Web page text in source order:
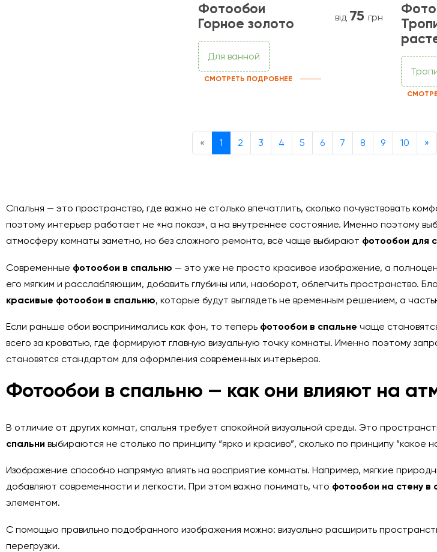
Фотообои
Горное золото
від 75 грн
Для ванной
СМОТРЕТЬ ПОДРОБНЕЕ
« Previous
1 2 3 4 5 6 7 8 9 10 »
Спальня — это пространство, где важно не столько впечатлить, сколько почувствовать
поэтому интерьер работает не «на показ», а на внутреннее состояние. Именно поэтому
атмосферу комнаты заметно, но без сложного ремонта, всё чаще выбирают фотообои для
Современные фотообои в спальню — это уже не просто красивое изображение, а
его мягким и расслабляющим, добавить глубины или, наоборот, облегчить пространство.
красивые фотообои в спальню, которые будут выглядеть не временным решением, а
Если раньше обои воспринимались как фон, то теперь фотообои в спальне чаще
всего за кроватью, где формируют главную визуальную точку комнаты. Именно поэтому
становятся стандартом для оформления современных интерьеров.
Фотообои в спальню — как они влияют на
В отличие от других комнат, спальня требует спокойной визуальной среды. Это
спальни выбираются не столько по принципу “ярко и красиво”, сколько по принципу “какое
Изображение способно напрямую влиять на восприятие комнаты. Например, мягкие
добавляют современности и легкости. При этом важно понимать, что фотообои на стену в
элементом.
С помощью правильно подобранного изображения можно: визуально расширить
перегрузки.